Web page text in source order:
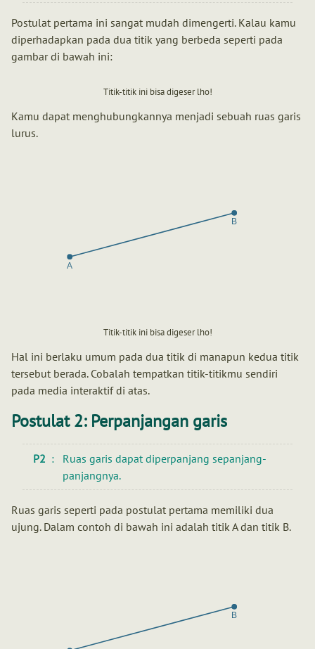
Postulat pertama ini sangat mudah dimengerti. Kalau kamu
diperhadapkan pada dua titik yang berbeda seperti pada
gambar di bawah ini:
Titik-titik ini bisa digeser lho!
Kamu dapat menghubungkannya menjadi sebuah ruas garis
lurus.
Titik-titik ini bisa digeser lho!
Hal ini berlaku umum pada dua titik di manapun kedua titik
tersebut berada. Cobalah tempatkan titik-titikmu sendiri
pada media interaktif di atas.
Postulat 2: Perpanjangan garis
P2
Ruas garis dapat diperpanjang sepanjang-
panjangnya.
Ruas garis seperti pada postulat pertama memiliki dua
ujung. Dalam contoh di bawah ini adalah titik A dan titik B.